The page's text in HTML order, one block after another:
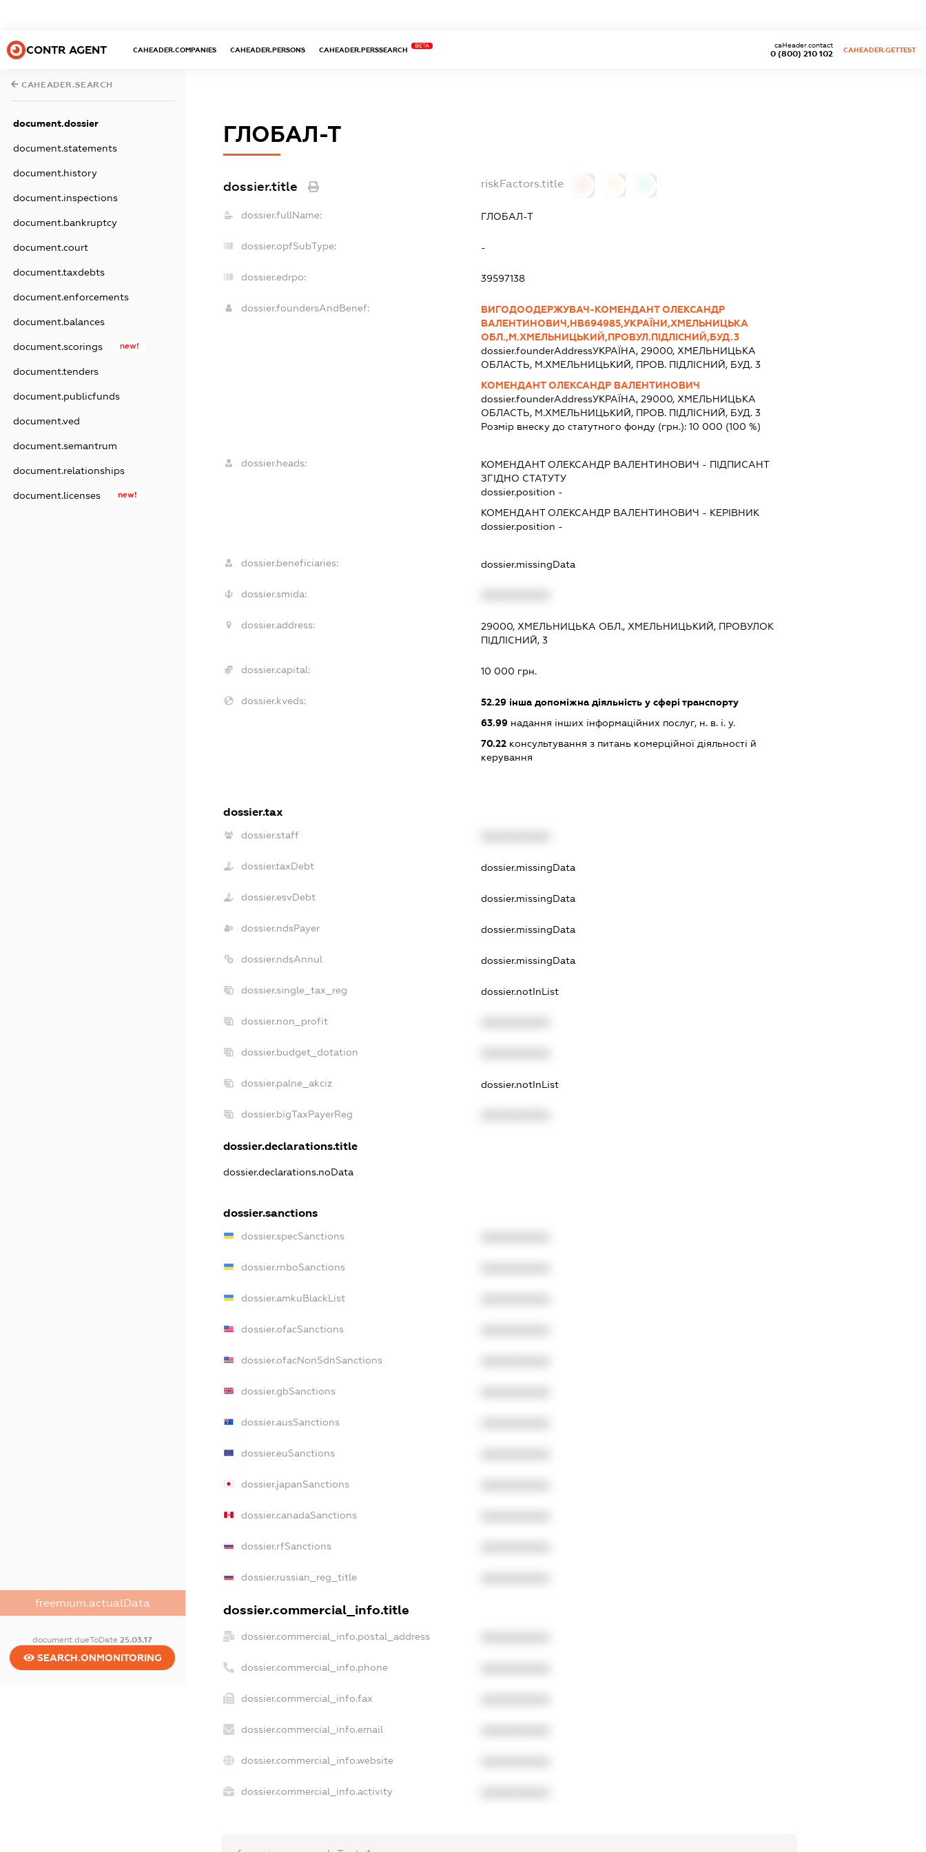
CONTR AGENT CAHEADER.COMPANIES CAHEADER.PERSONS CAHEADER.PERSSEARCH
BETA
0 (800) 210 102
caHeader.contact
CAHEADER.GETTEST
CAHEADER.SEARCH
document.dossier
document.statements
document.history
document.inspections
document.bankruptcy
document.court
document.taxdebts
document.enforcements
document.balances
document.scorings new!
document.tenders
document.publicfunds
document.ved
document.semantrum
document.relationships
document.licenses new!
freemium.actualData
document.dueToDate25.03.17
SEARCH.ONMONITORING
ГЛОБАЛ-Т
dossier.title riskFactors.title
dossier.fullName: ГЛОБАЛ-Т
dossier.opfSubType: -
dossier.edrpo: 39597138
dossier.foundersAndBenef:
ВИГОДООДЕРЖУВАЧ-КОМЕНДАНТ ОЛЕКСАНДР
ВАЛЕНТИНОВИЧ,НВ694985,УКРАЇНИ,ХМЕЛЬНИЦЬКА
ОБЛ.,М.ХМЕЛЬНИЦЬКИЙ,ПРОВУЛ.ПІДЛІСНИЙ,БУД.3
dossier.founderAddressУКРАЇНА, 29000, ХМЕЛЬНИЦЬКА
ОБЛАСТЬ, М.ХМЕЛЬНИЦЬКИЙ, ПРОВ. ПІДЛІСНИЙ, БУД. 3
КОМЕНДАНТ ОЛЕКСАНДР ВАЛЕНТИНОВИЧ
dossier.founderAddressУКРАЇНА, 29000, ХМЕЛЬНИЦЬКА
ОБЛАСТЬ, М.ХМЕЛЬНИЦЬКИЙ, ПРОВ. ПІДЛІСНИЙ, БУД. 3
Розмір внеску до статутного фонду (грн.): 10 000 (100 %)
dossier.heads: КОМЕНДАНТ ОЛЕКСАНДР ВАЛЕНТИНОВИЧ - ПІДПИСАНТ
ЗГІДНО СТАТУТУ
dossier.position -
КОМЕНДАНТ ОЛЕКСАНДР ВАЛЕНТИНОВИЧ - КЕРІВНИК
dossier.position -
dossier.beneficiaries: dossier.missingData
dossier.smida:
dossier.address:
29000, ХМЕЛЬНИЦЬКА ОБЛ., ХМЕЛЬНИЦЬКИЙ, ПРОВУЛОК
ПІДЛІСНИЙ, 3
dossier.capital: 10 000 грн.
dossier.kveds: 52.29інша допоміжна діяльність у сфері транспорту
63.99надання інших інформаційних послуг, н. в. і. у.
70.22консультування з питань комерційної діяльності й
керування
dossier.tax
dossier.staff
dossier.taxDebt dossier.missingData
dossier.esvDebt dossier.missingData
dossier.ndsPayer dossier.missingData
dossier.ndsAnnul dossier.missingData
dossier.single_tax_reg dossier.notInList
dossier.non_profit
dossier.budget_dotation
dossier.palne_akciz dossier.notInList
dossier.bigTaxPayerReg
dossier.declarations.title
dossier.declarations.noData
dossier.sanctions
dossier.specSanctions
dossier.rnboSanctions
dossier.amkuBlackList
dossier.ofacSanctions
dossier.ofacNonSdnSanctions
dossier.gbSanctions
dossier.ausSanctions
dossier.euSanctions
dossier.japanSanctions
dossier.canadaSanctions
dossier.rfSanctions
dossier.russian_reg_title
dossier.commercial_info.title
dossier.commercial_info.postal_address
dossier.commercial_info.phone
dossier.commercial_info.fax
dossier.commercial_info.email
dossier.commercial_info.website
dossier.commercial_info.activity